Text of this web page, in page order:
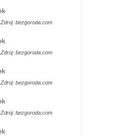
Zdroj: bezgoroda.com
Zdroj: bezgoroda.com
Zdroj: bezgoroda.com
Zdroj: bezgoroda.com